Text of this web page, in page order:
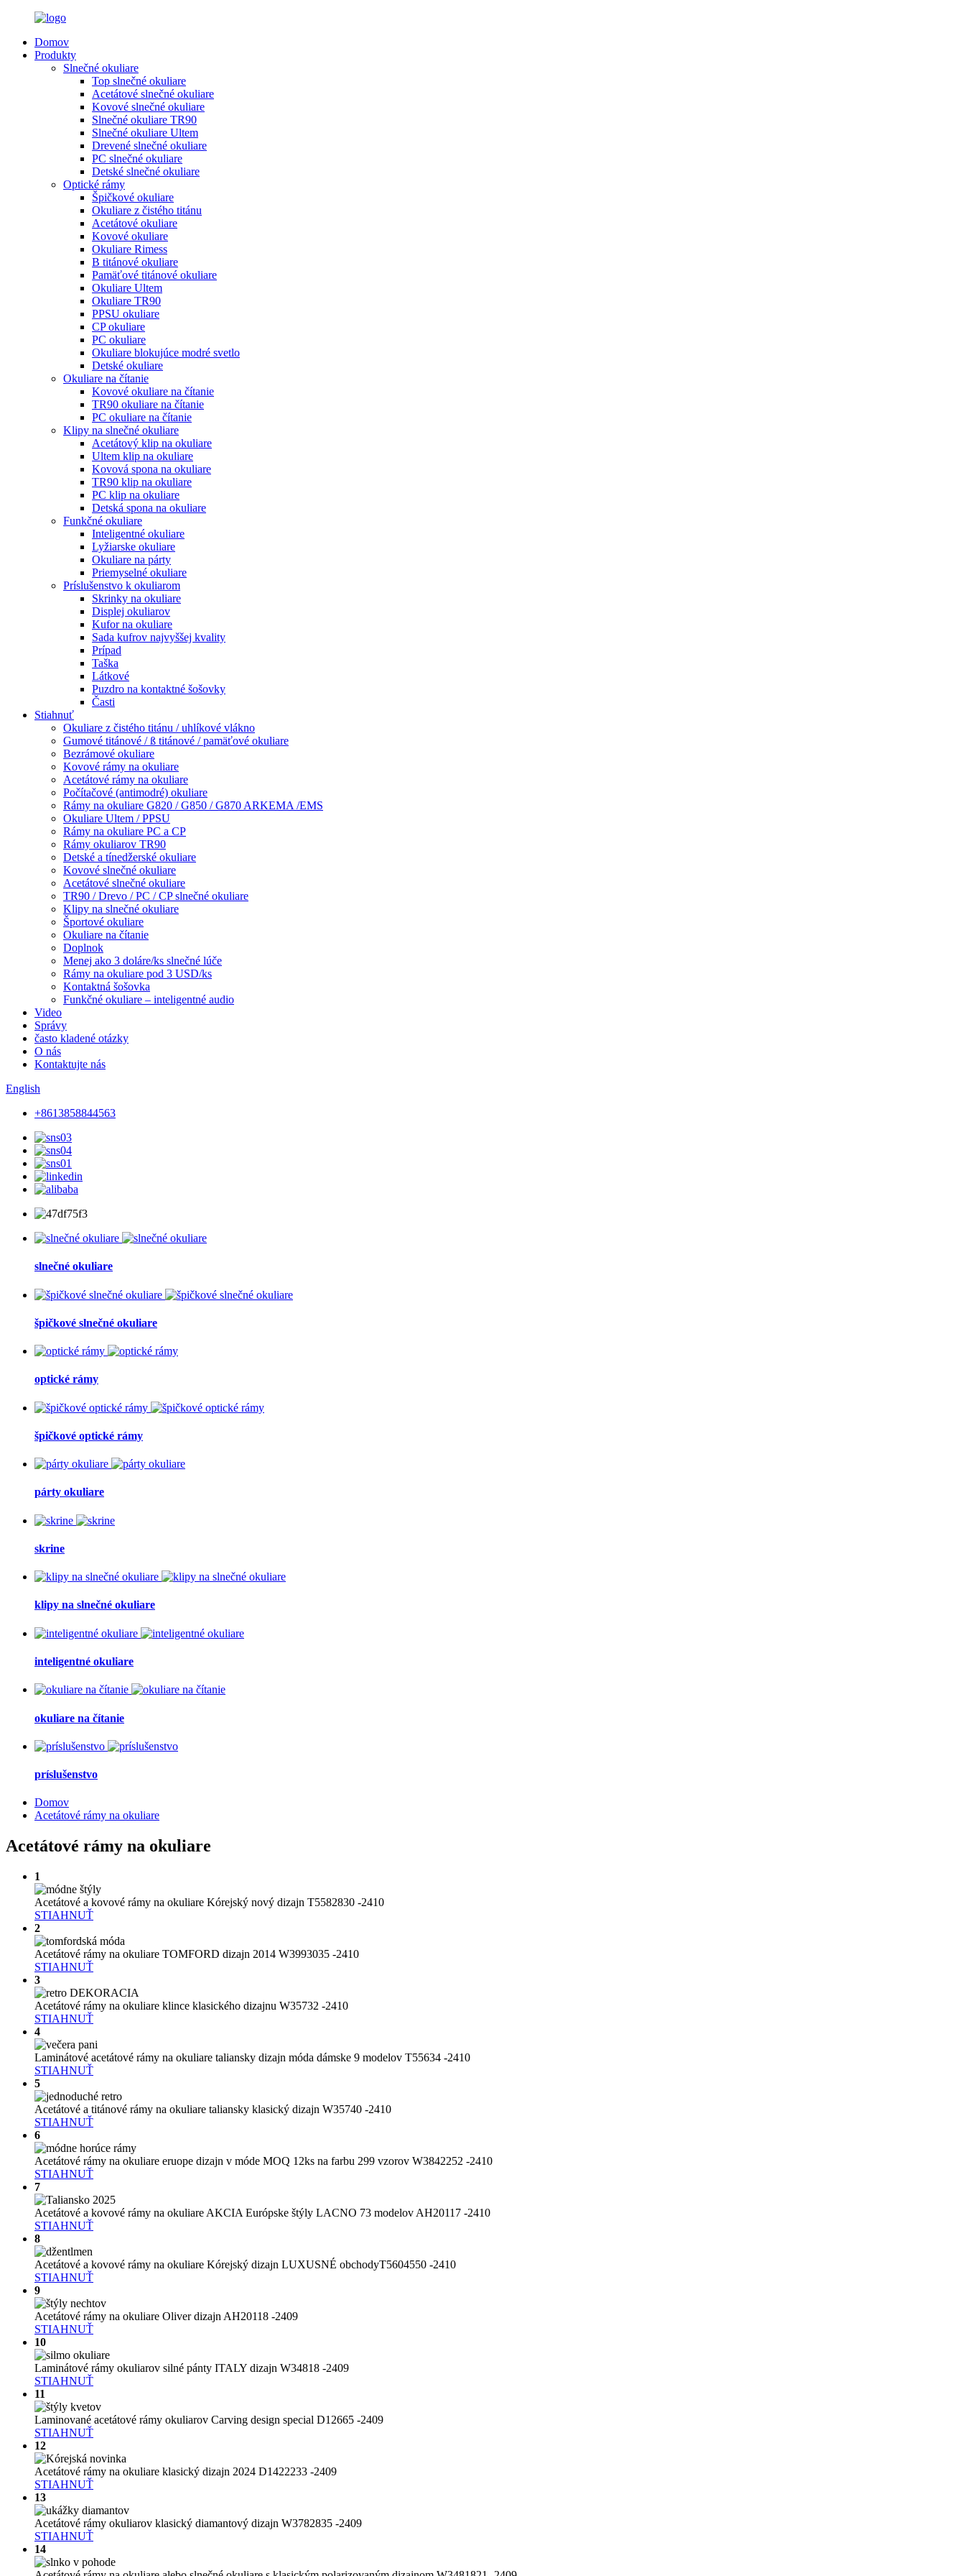
Domov
Produkty
Slnečné okuliare
Top slnečné okuliare
Acetátové slnečné okuliare
Kovové slnečné okuliare
Slnečné okuliare TR90
Slnečné okuliare Ultem
Drevené slnečné okuliare
PC slnečné okuliare
Detské slnečné okuliare
Optické rámy
Špičkové okuliare
Okuliare z čistého titánu
Acetátové okuliare
Kovové okuliare
Okuliare Rimess
B titánové okuliare
Pamäťové titánové okuliare
Okuliare Ultem
Okuliare TR90
PPSU okuliare
CP okuliare
PC okuliare
Okuliare blokujúce modré svetlo
Detské okuliare
Okuliare na čítanie
Kovové okuliare na čítanie
TR90 okuliare na čítanie
PC okuliare na čítanie
Klipy na slnečné okuliare
Acetátový klip na okuliare
Ultem klip na okuliare
Kovová spona na okuliare
TR90 klip na okuliare
PC klip na okuliare
Detská spona na okuliare
Funkčné okuliare
Inteligentné okuliare
Lyžiarske okuliare
Okuliare na párty
Priemyselné okuliare
Príslušenstvo k okuliarom
Skrinky na okuliare
Displej okuliarov
Kufor na okuliare
Sada kufrov najvyššej kvality
Prípad
Taška
Látkové
Puzdro na kontaktné šošovky
Časti
Stiahnuť
Okuliare z čistého titánu / uhlíkové vlákno
Gumové titánové / ß titánové / pamäťové okuliare
Bezrámové okuliare
Kovové rámy na okuliare
Acetátové rámy na okuliare
Počítačové (antimodré) okuliare
Rámy na okuliare G820 / G850 / G870 ARKEMA /EMS
Okuliare Ultem / PPSU
Rámy na okuliare PC a CP
Rámy okuliarov TR90
Detské a tínedžerské okuliare
Kovové slnečné okuliare
Acetátové slnečné okuliare
TR90 / Drevo / PC / CP slnečné okuliare
Klipy na slnečné okuliare
Športové okuliare
Okuliare na čítanie
Doplnok
Menej ako 3 doláre/ks slnečné lúče
Rámy na okuliare pod 3 USD/ks
Kontaktná šošovka
Funkčné okuliare – inteligentné audio
Video
Správy
často kladené otázky
O nás
Kontaktujte nás
English
+8613858844563
slnečné okuliare
špičkové slnečné okuliare
optické rámy
špičkové optické rámy
párty okuliare
skrine
klipy na slnečné okuliare
inteligentné okuliare
okuliare na čítanie
príslušenstvo
Domov
Acetátové rámy na okuliare
Acetátové rámy na okuliare
1
Acetátové a kovové rámy na okuliare Kórejský nový dizajn T5582830 -2410
STIAHNUŤ
2
Acetátové rámy na okuliare TOMFORD dizajn 2014 W3993035 -2410
STIAHNUŤ
3
Acetátové rámy na okuliare klince klasického dizajnu W35732 -2410
STIAHNUŤ
4
Laminátové acetátové rámy na okuliare taliansky dizajn móda dámske 9 modelov T55634 -2410
STIAHNUŤ
5
Acetátové a titánové rámy na okuliare taliansky klasický dizajn W35740 -2410
STIAHNUŤ
6
Acetátové rámy na okuliare eruope dizajn v móde MOQ 12ks na farbu 299 vzorov W3842252 -2410
STIAHNUŤ
7
Acetátové a kovové rámy na okuliare AKCIA Európske štýly LACNO 73 modelov AH20117 -2410
STIAHNUŤ
8
Acetátové a kovové rámy na okuliare Kórejský dizajn LUXUSNÉ obchodyT5604550 -2410
STIAHNUŤ
9
Acetátové rámy na okuliare Oliver dizajn AH20118 -2409
STIAHNUŤ
10
Laminátové rámy okuliarov silné pánty ITALY dizajn W34818 -2409
STIAHNUŤ
11
Laminované acetátové rámy okuliarov Carving design special D12665 ​​-2409
STIAHNUŤ
12
Acetátové rámy na okuliare klasický dizajn 2024 D1422233 -2409
STIAHNUŤ
13
Acetátové rámy okuliarov klasický diamantový dizajn W3782835 -2409
STIAHNUŤ
14